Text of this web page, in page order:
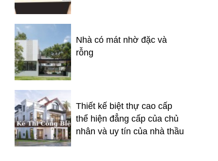
Nhà có mát nhờ đặc và
rỗng
Thiết kế biệt thự cao cấp
thể hiện đẳng cấp của chủ
nhân và uy tín của nhà thầu